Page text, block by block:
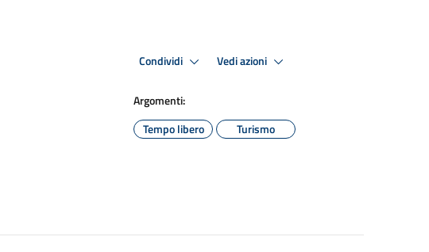
Condividi Vedi azioni
Argomenti:
Tempo libero
Turismo